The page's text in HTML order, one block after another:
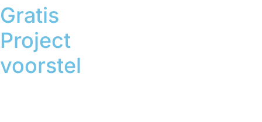
Gratis
Project
voorstel